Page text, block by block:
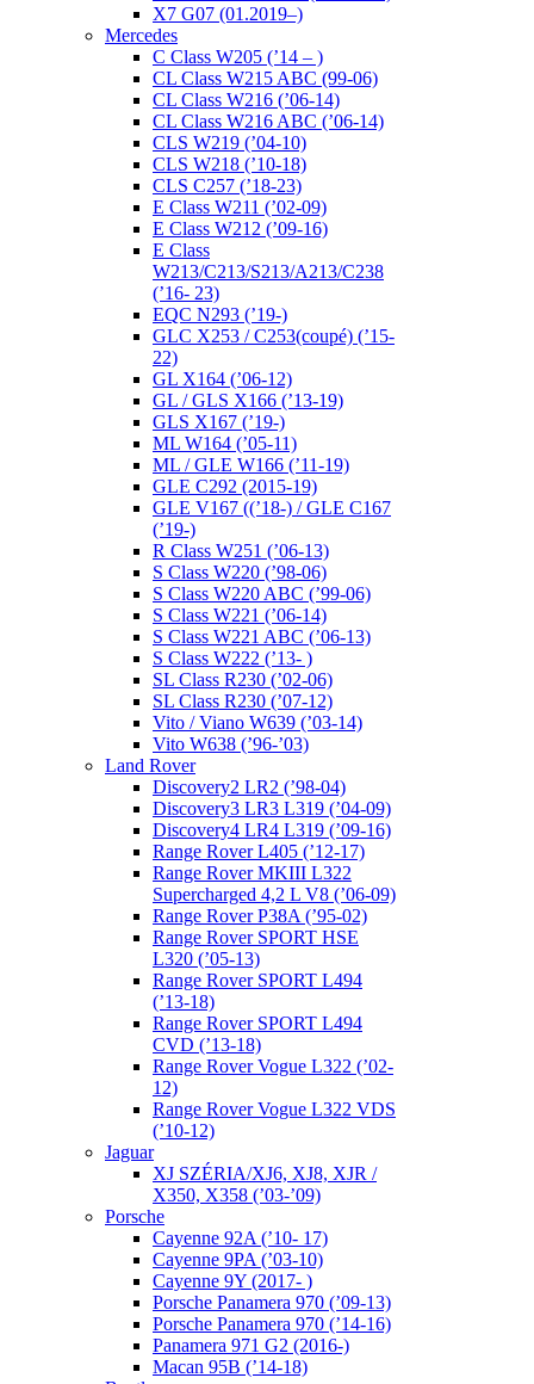
X7 G07 (01.2019–)
Mercedes
C Class W205 (’14 – )
CL Class W215 ABC (99-06)
CL Class W216 (’06-14)
CL Class W216 ABC (’06-14)
CLS W219 (’04-10)
CLS W218 (’10-18)
CLS C257 (’18-23)
E Class W211 (’02-09)
E Class W212 (’09-16)
E Class
W213/C213/S213/A213/C238
(’16- 23)
EQC N293 (’19-)
GLC X253 / C253(coupé) (’15-
22)
GL X164 (’06-12)
GL / GLS X166 (’13-19)
GLS X167 (’19-)
ML W164 (’05-11)
ML / GLE W166 (’11-19)
GLE C292 (2015-19)
GLE V167 ((’18-) / GLE C167
(’19-)
R Class W251 (’06-13)
S Class W220 (’98-06)
S Class W220 ABC (’99-06)
S Class W221 (’06-14)
S Class W221 ABC (’06-13)
S Class W222 (’13- )
SL Class R230 (’02-06)
SL Class R230 (’07-12)
Vito / Viano W639 (’03-14)
Vito W638 (’96-’03)
Land Rover
Discovery2 LR2 (’98-04)
Discovery3 LR3 L319 (’04-09)
Discovery4 LR4 L319 (’09-16)
Range Rover L405 (’12-17)
Range Rover MKIII L322
Supercharged 4,2 L V8 (’06-09)
Range Rover P38A (’95-02)
Range Rover SPORT HSE
L320 (’05-13)
Range Rover SPORT L494
(’13-18)
Range Rover SPORT L494
CVD (’13-18)
Range Rover Vogue L322 (’02-
12)
Range Rover Vogue L322 VDS
(’10-12)
Jaguar
XJ SZÉRIA/XJ6, XJ8, XJR /
X350, X358 (’03-’09)
Porsche
Cayenne 92A (’10- 17)
Cayenne 9PA (’03-10)
Cayenne 9Y (2017- )
Porsche Panamera 970 (’09-13)
Porsche Panamera 970 (’14-16)
Panamera 971 G2 (2016-)
Macan 95B (’14-18)